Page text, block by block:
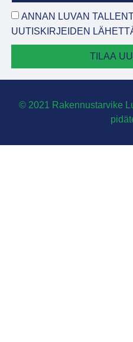
ANNAN LUVAN
UUTISKIRJEIDEN
TILAA
© 2021 Rakennustarvike